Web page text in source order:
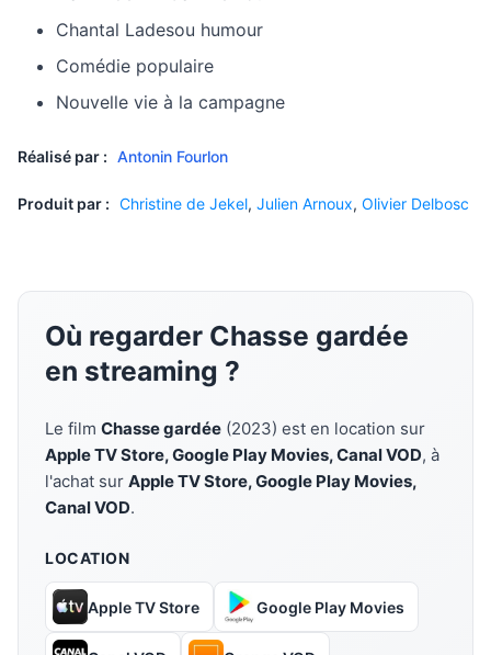
Chantal Ladesou humour
Comédie populaire
Nouvelle vie à la campagne
Réalisé par : Antonin Fourlon
Produit par : Christine de Jekel, Julien Arnoux, Olivier Delbosc
Où regarder Chasse gardée
en streaming ?
Le film Chasse gardée (2023) est en location sur
Apple TV Store, Google Play Movies, Canal VOD, à
l'achat sur Apple TV Store, Google Play Movies,
Canal VOD.
LOCATION
Apple TV Store Google Play Movies